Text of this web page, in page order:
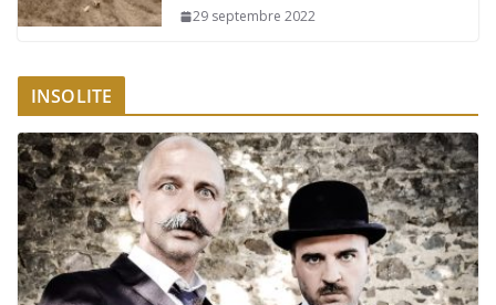
29 septembre 2022
INSOLITE